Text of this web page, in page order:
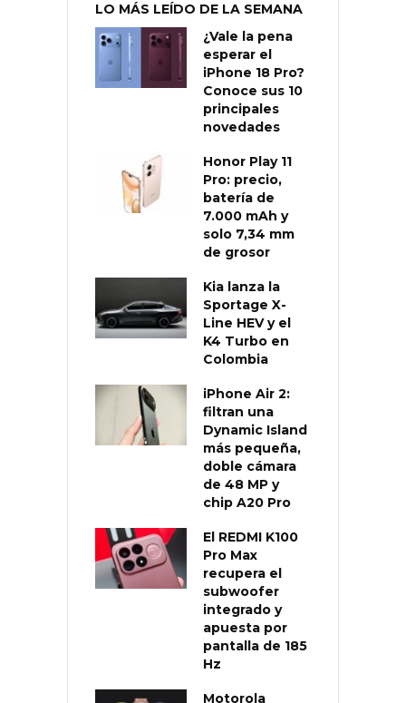
LO MÁS LEÍDO DE LA SEMANA
¿Vale la pena
esperar el
iPhone 18 Pro?
Conoce sus 10
principales
novedades
Honor Play 11
Pro: precio,
batería de
7.000 mAh y
solo 7,34 mm
de grosor
Kia lanza la
Sportage X-
Line HEV y el
K4 Turbo en
Colombia
iPhone Air 2:
filtran una
Dynamic Island
más pequeña,
doble cámara
de 48 MP y
chip A20 Pro
El REDMI K100
Pro Max
recupera el
subwoofer
integrado y
apuesta por
pantalla de 185
Hz
Motorola